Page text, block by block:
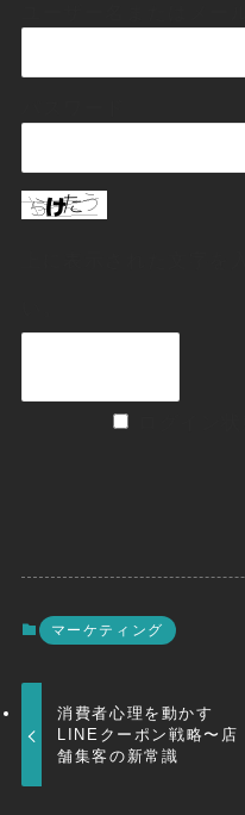
マーケティング
消費者心理を動かす
LINEクーポン戦略〜店
舗集客の新常識